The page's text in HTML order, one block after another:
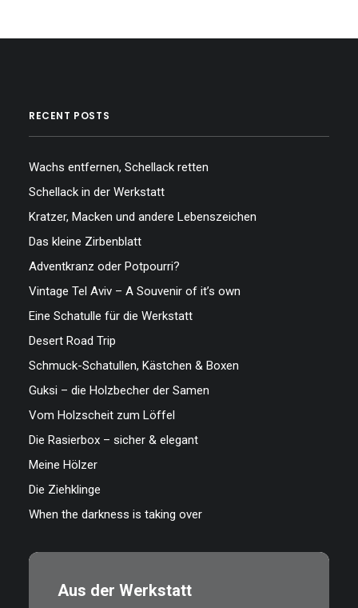
RECENT POSTS
Wachs entfernen, Schellack retten
Schellack in der Werkstatt
Kratzer, Macken und andere Lebenszeichen
Das kleine Zirbenblatt
Adventkranz oder Potpourri?
Vintage Tel Aviv – A Souvenir of it’s own
Eine Schatulle für die Werkstatt
Desert Road Trip
Schmuck-Schatullen, Kästchen & Boxen
Guksi – die Holzbecher der Samen
Vom Holzscheit zum Löffel
Die Rasierbox – sicher & elegant
Meine Hölzer
Die Ziehklinge
When the darkness is taking over
Aus der Werkstatt